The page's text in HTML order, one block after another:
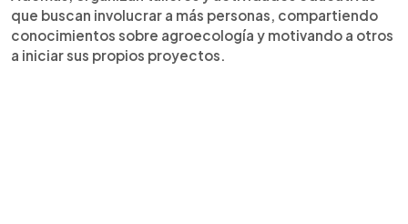
que buscan involucrar a más personas, compartiendo
conocimientos sobre agroecología y motivando a otros
a iniciar sus propios proyectos.